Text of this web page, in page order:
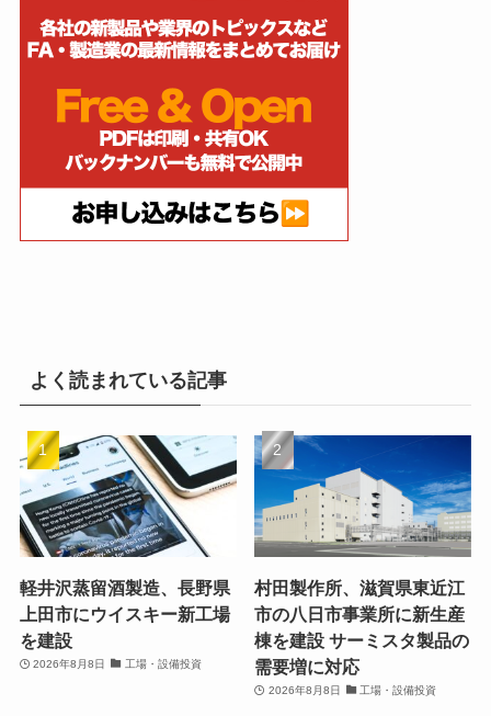
よく読まれている記事
軽井沢蒸留酒製造、長野県
上田市にウイスキー新工場
を建設
2026年8月8日 工場・設備投資
村田製作所、滋賀県東近江
市の八日市事業所に新生産
棟を建設 サーミスタ製品の
需要増に対応
2026年8月8日 工場・設備投資